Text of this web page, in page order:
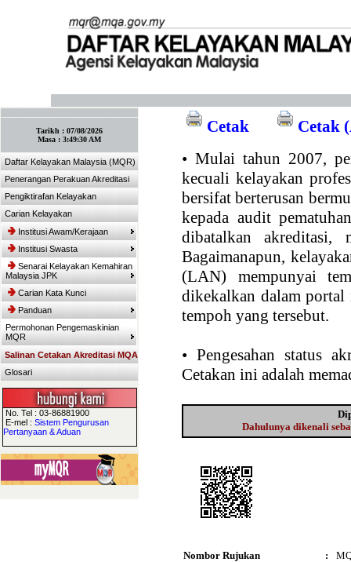
Tarikh : 07/08/2026
Masa : 3:49:30 AM
Daftar Kelayakan Malaysia (MQR)
Penerangan Perakuan Akreditasi
Pengiktirafan Kelayakan
Carian Kelayakan
Institusi Awam/Kerajaan
Institusi Swasta
Senarai Kelayakan Kemahiran
Malaysia JPK
Carian Kata Kunci
Panduan
Permohonan Pengemaskinian
MQR
Salinan Cetakan Akreditasi MQA
Glosari
No. Tel : 03-86881900
E-mel : Sistem Pengurusan
Pertanyaan & Aduan
Cetak
Cetak
• Mulai tahun 2007,
kecuali kelayakan
bersifat berterusan
kepada audit
dibatalkan akreditasi,
Bagaimanapun,
(LAN) mempunyai
dikekalkan dalam portal
tempoh yang tersebut.
• Pengesahan status
Cetakan ini adalah
Dahulunya dikenali
Nombor Rujukan :